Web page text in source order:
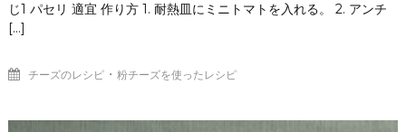
じ1 パセリ 適宜 作り方 1. 耐熱皿にミニトマトを入れる。 2. アンチ
[…]
チーズのレシピ・ 粉チーズを使ったレシピ